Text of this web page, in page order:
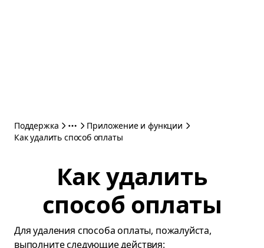
Поддержка
Приложение и функции
Как удалить способ оплаты
Как удалить
способ оплаты
Для удаления способа оплаты, пожалуйста,
выполните следующие действия: